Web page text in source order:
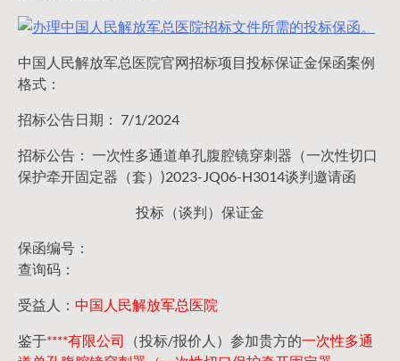
中国人民解放军总医院官网招标项目投标保证金保函案例
格式：
招标公告日期： 7/1/2024
招标公告： 一次性多通道单孔腹腔镜穿刺器（一次性切口
保护牵开固定器（套）)2023-JQ06-H3014谈判邀请函
投标（谈判）保证金
保函编号：
查询码：
受益人： 中国人民解放军总医院
鉴于****有限公司 （投标/报价人）参加贵方的一次性多通